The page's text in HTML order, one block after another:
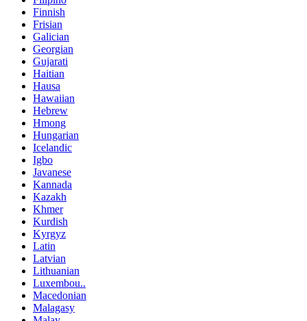
Finnish
Frisian
Galician
Georgian
Gujarati
Haitian
Hausa
Hawaiian
Hebrew
Hmong
Hungarian
Icelandic
Igbo
Javanese
Kannada
Kazakh
Khmer
Kurdish
Kyrgyz
Latin
Latvian
Lithuanian
Luxembou..
Macedonian
Malagasy